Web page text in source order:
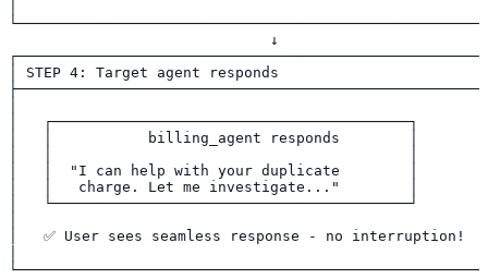
                              ↓
│ STEP 4: Target agent responds
│
│   │           billing_agent responds        │
│   │  "I can help with your duplicate        │
│   │   charge. Let me investigate..."        │
│
│   ✅ User sees seamless response - no